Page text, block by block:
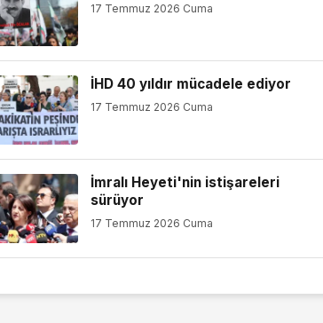
17 Temmuz 2026 Cuma
İHD 40 yıldır mücadele ediyor
17 Temmuz 2026 Cuma
İmralı Heyeti'nin istişareleri
sürüyor
17 Temmuz 2026 Cuma